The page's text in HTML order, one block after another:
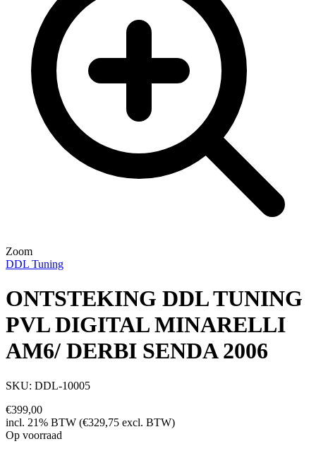
Zoom
DDL Tuning
ONTSTEKING DDL TUNING
PVL DIGITAL MINARELLI
AM6/ DERBI SENDA 2006
SKU: DDL-10005
€399,00
incl. 21% BTW (€329,75 excl. BTW)
Op voorraad